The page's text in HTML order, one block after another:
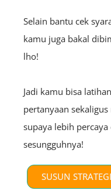
Selain bantu cek
kamu juga bakal
lho!
Jadi kamu bisa
pertanyaan
supaya lebih
sesungguhnya!
SUSUN